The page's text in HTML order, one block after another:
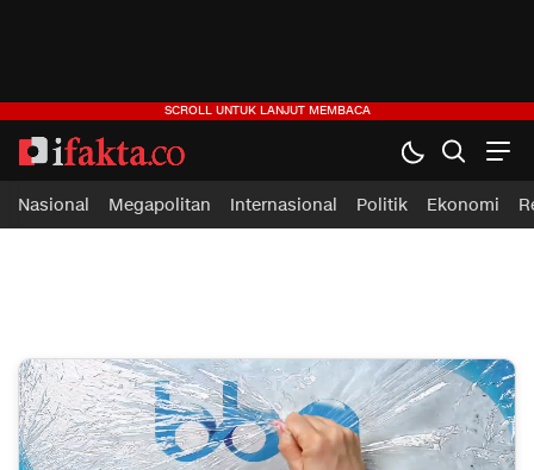
ifakta.co
#pastibenar
Nasional Megapolitan Internasional Politik Ekonomi